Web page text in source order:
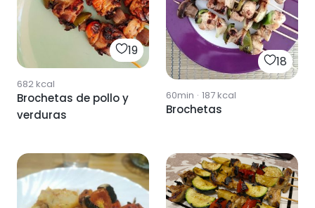
19
682kcal
Brochetas de pollo y
verduras
18
60min · 187kcal
Brochetas